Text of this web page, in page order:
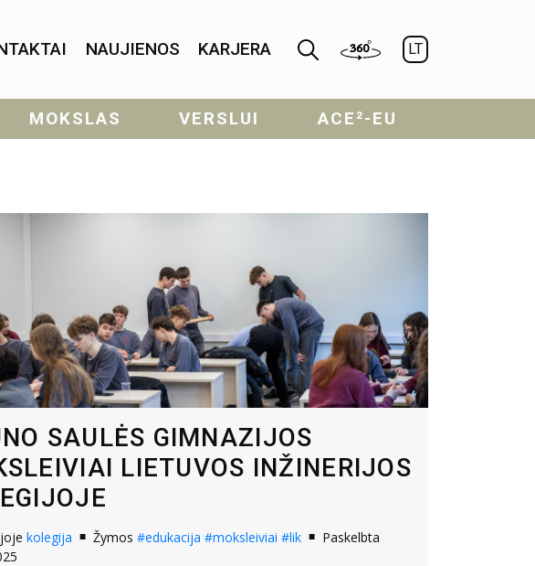
NAUJIENOS KARJERA LT
MOKSLAS VERSLUI ACE²-EU
SAULĖS GIMNAZIJOS
LIETUVOS INŽINERIJOS
kolegija Žymos #edukacija #moksleiviai #lik
Paskelbta